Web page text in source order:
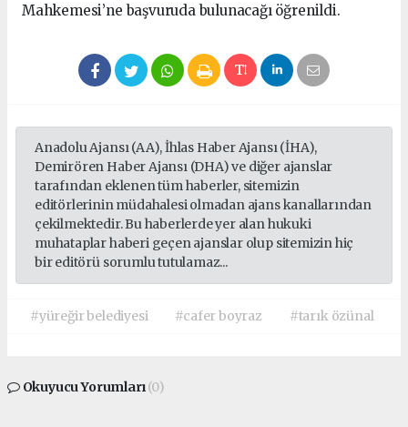
Mahkemesi’ne başvuruda bulunacağı öğrenildi.
Anadolu Ajansı (AA), İhlas Haber Ajansı (İHA),
Demirören Haber Ajansı (DHA) ve diğer ajanslar
tarafından eklenen tüm haberler, sitemizin
editörlerinin müdahalesi olmadan ajans kanallarından
çekilmektedir. Bu haberlerde yer alan hukuki
muhataplar haberi geçen ajanslar olup sitemizin hiç
bir editörü sorumlu tutulamaz...
#yüreğir belediyesi #cafer boyraz #tarık özünal
Okuyucu Yorumları(0)